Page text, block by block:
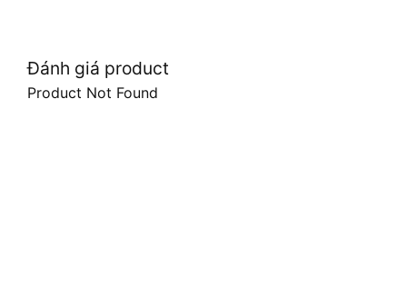
Đánh giá product
Product Not Found